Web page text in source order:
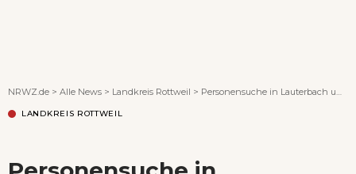
NRWZ.de > Alle News > Landkreis Rottweil > Personensuche in Lauterbach um 4 Uhr abgebrochen
LANDKREIS ROTTWEIL